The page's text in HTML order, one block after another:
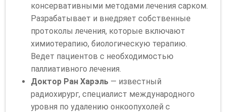
консервативными методами лечения сарком.
Разрабатывает и внедряет собственные
протоколы лечения, которые включают
химиотерапию, биологическую терапию.
Ведет пациентов с необходимостью
паллиативного лечения.
Доктор Ран Харэль — известный
радиохирург, специалист международного
уровня по удалению онкоопухолей с